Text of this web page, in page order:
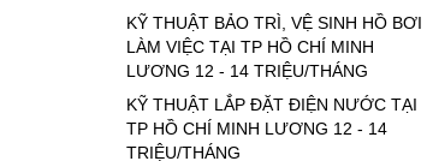
KỸ THUẬT BẢO TRÌ, VỆ SINH HỒ BƠI
LÀM VIỆC TẠI TP HỒ CHÍ MINH
LƯƠNG 12 - 14 TRIỆU/THÁNG
KỸ THUẬT LẮP ĐẶT ĐIỆN NƯỚC TẠI
TP HỒ CHÍ MINH LƯƠNG 12 - 14
TRIỆU/THÁNG